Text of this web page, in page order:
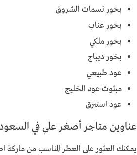
بخور نسمات الشروق
بخور عناب
بخور ملكي
بخور ديباج
عود طبيعي
مبثوث عود الخليج
عود استبرق
عناوين متاجر أصغر علي في
يمكنك العثور على العطر المناسب من ماركة